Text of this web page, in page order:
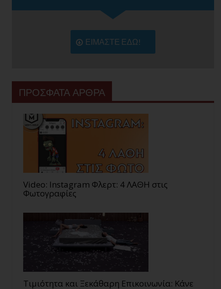
ΕΙΜΑΣΤΕ ΕΔΩ!
ΠΡΟΣΦΑΤΑ ΑΡΘΡΑ
Video: Instagram Φλερτ: 4 ΛΑΘΗ στις
Φωτογραφίες
Τιμιότητα και Ξεκάθαρη Επικοινωνία: Κάνε